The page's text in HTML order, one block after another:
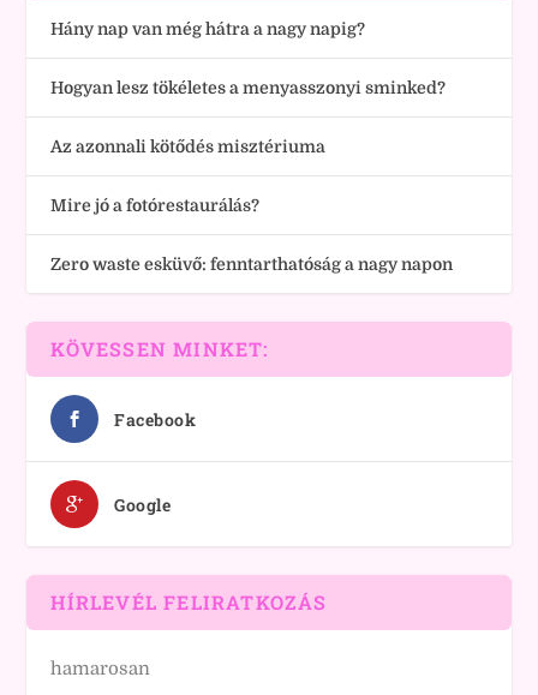
Hány nap van még hátra a nagy napig?
Hogyan lesz tökéletes a menyasszonyi sminked?
Az azonnali kötődés misztériuma
Mire jó a fotórestaurálás?
Zero waste esküvő: fenntarthatóság a nagy napon
KÖVESSEN MINKET:
Facebook
Google
HÍRLEVÉL FELIRATKOZÁS
hamarosan